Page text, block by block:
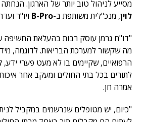
מסייע לניהול טוב יותר של הארגון.
לוין, מנכ"לית משותפת ב-B-Pro ויו"ר
"דו"ח גרמן עוסק רבות בהעלאת החשיפה
מה שקשור למערכת הבריאות. לדוגמה,
הרפואיים, שקיימים בו לא מעט פערי ידע,
לתורים בכל בתי החולים ומעקב אחר איכות
אמרה חן.
"כיום, יש מטופלים שנרשמים במקביל